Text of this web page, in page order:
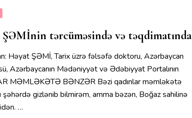
tərcüməsində və təqdimatında
Həyat ŞƏMİ, Tarix üzrə fəlsəfə doktoru, Azərbaycan
Azərbaycanın Mədəniyyət və Ədəbiyyat Portalının
MƏMLƏKƏTƏ BƏNZƏR Bəzi qadınlar məmləkətə
şəhərdə gizlənib bilmirəm, amma bəzən, Boğaz sahilinə
…